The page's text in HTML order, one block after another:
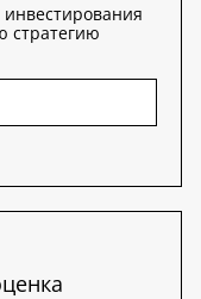
инвестирования
стратегию